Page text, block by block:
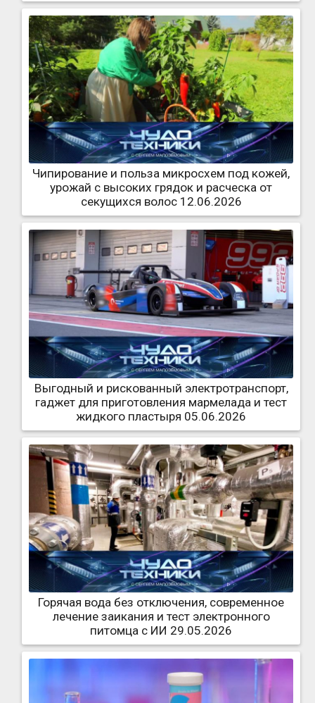
Чипирование и польза микросхем под кожей,
урожай с высоких грядок и расческа от
секущихся волос 12.06.2026
Выгодный и рискованный электротранспорт,
гаджет для приготовления мармелада и тест
жидкого пластыря 05.06.2026
Горячая вода без отключения, современное
лечение заикания и тест электронного
питомца с ИИ 29.05.2026